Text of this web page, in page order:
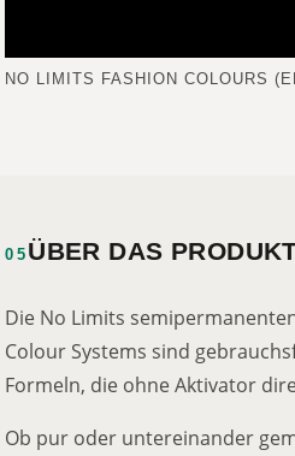
NO LIMITS FASHION COLOURS
05 ÜBER DAS
Die No Limits
Colour Systems sind
Formeln, die ohne Aktivator
Ob pur oder untereinander